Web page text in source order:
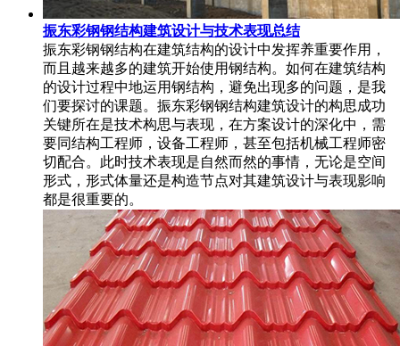
振东彩钢钢结构建筑设计与技术表现总结
振东彩钢钢结构在建筑结构的设计中发挥养重要作用，
而且越来越多的建筑开始使用钢结构。如何在建筑结构
的设计过程中地运用钢结构，避免出现多的问题，是我
们要探讨的课题。振东彩钢钢结构建筑设计的构思成功
关键所在是技术构思与表现，在方案设计的深化中，需
要同结构工程师，设备工程师，甚至包括机械工程师密
切配合。此时技术表现是自然而然的事情，无论是空间
形式，形式体量还是构造节点对其建筑设计与表现影响
都是很重要的。